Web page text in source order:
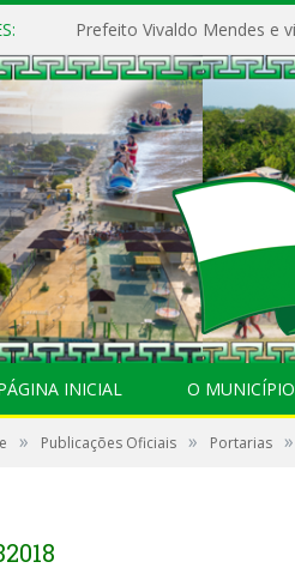
INICIAL O MUNICÍPIO
» Publicações Oficiais » Portarias »